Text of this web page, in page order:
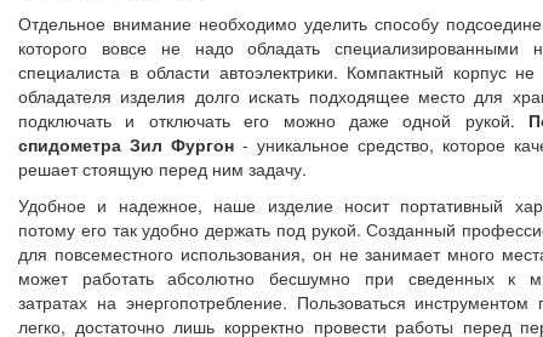
Отдельное внимание необходимо уделить способу
которого вовсе не надо обладать специализированными
специалиста в области автоэлектрики. Компактный корпус не
обладателя изделия долго искать подходящее место для
подключать и отключать его можно даже одной рукой.
спидометра Зил Фургон - уникальное средство, которое
решает стоящую перед ним задачу.
Удобное и надежное, наше изделие носит портативный
потому его так удобно держать под рукой. Созданный
для повсеместного использования, он не занимает много
может работать абсолютно бесшумно при сведенных к
затратах на энергопотребление. Пользоваться инструментом
легко, достаточно лишь корректно провести работы перед